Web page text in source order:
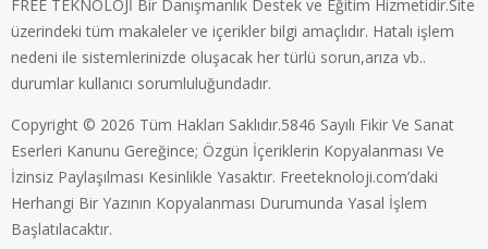
FREE TEKNOLOJİ Bir Danışmanlık Destek ve Eğitim Hizmetidir.Site
üzerindeki tüm makaleler ve içerikler bilgi amaçlıdır. Hatalı işlem
nedeni ile sistemlerinizde oluşacak her türlü sorun,arıza vb..
durumlar kullanıcı sorumluluğundadır.
Copyright © 2026 Tüm Hakları Saklıdır.5846 Sayılı Fikir Ve Sanat
Eserleri Kanunu Gereğince; Özgün İçeriklerin Kopyalanması Ve
İzinsiz Paylaşılması Kesinlikle Yasaktır. Freeteknoloji.com’daki
Herhangi Bir Yazının Kopyalanması Durumunda Yasal İşlem
Başlatılacaktır.